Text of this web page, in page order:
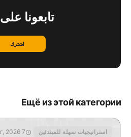
تابعونا على VK
اشترك
Ещё из этой категории
استراتيجيات سهلة للمبتدئين 7 Авг, 2026